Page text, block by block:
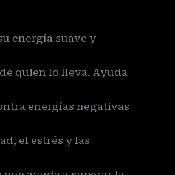
energía suave y
quien lo lleva. Ayuda
energías negativas
el estrés y las